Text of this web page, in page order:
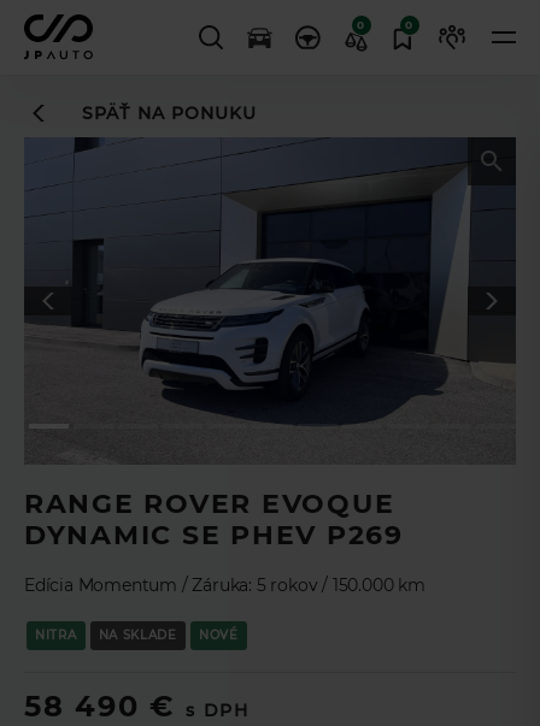
0 0
RANGE ROVER EVOQUE
DYNAMIC SE PHEV P269
Edícia Momentum / Záruka: 5 rokov / 150.000 km
NITRA NA SKLADE NOVÉ
58 490 €s DPH
SPÄŤ NA PONUKU
Zaujala Vás táto ponuka? Pomocou
si môžete nezáväzne navrhnúť ponuku na mieru a v prípade
záujmu ponuku odoslať na schválenie online.
vyplňte prosím formulár.